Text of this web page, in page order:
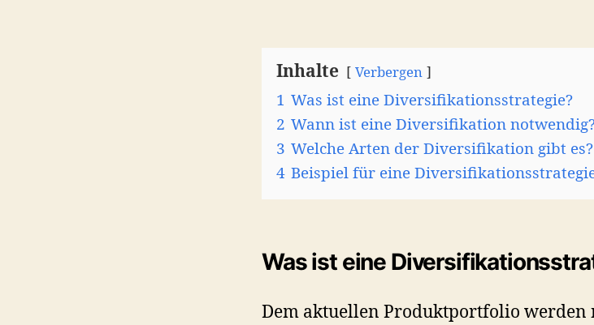
Inhalte Verbergen
1 Was ist eine Diversifikationsstrategie?
2 Wann ist eine Diversifikation
3 Welche Arten der Diversifikation gibt es?
4 Beispiel für eine
Was ist eine
Dem aktuellen Produktportfolio werden